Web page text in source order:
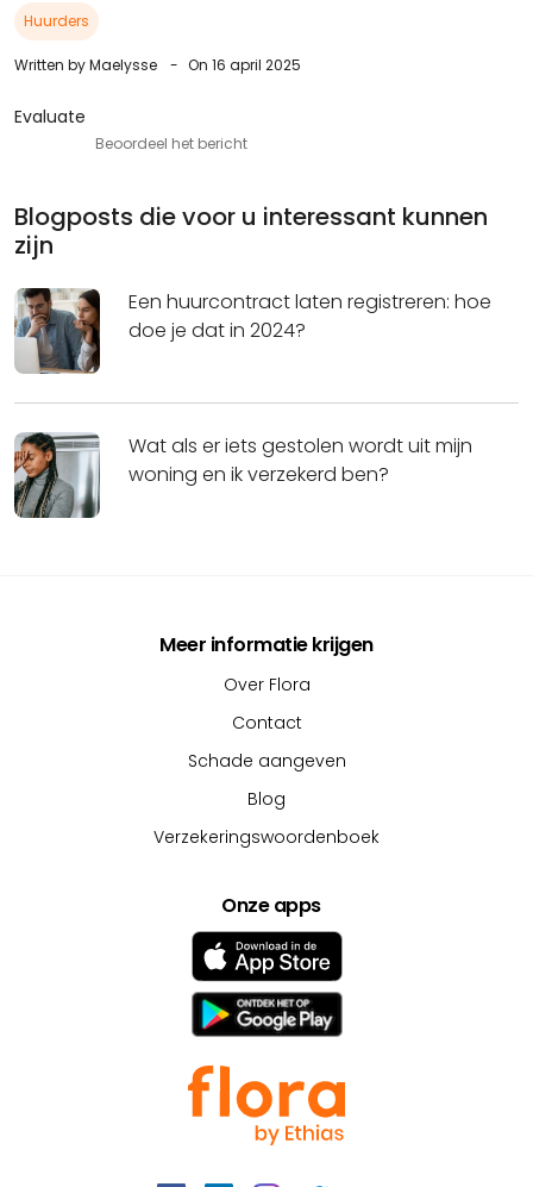
Huurders
Written by Maelysse - On 16 april 2025
Evaluate
Beoordeel het bericht
Blogposts die voor u interessant kunnen
zijn
Een huurcontract laten registreren: hoe
doe je dat in 2024?
Wat als er iets gestolen wordt uit mijn
woning en ik verzekerd ben?
Meer informatie krijgen
Over Flora
Contact
Schade aangeven
Blog
Verzekeringswoordenboek
Onze apps